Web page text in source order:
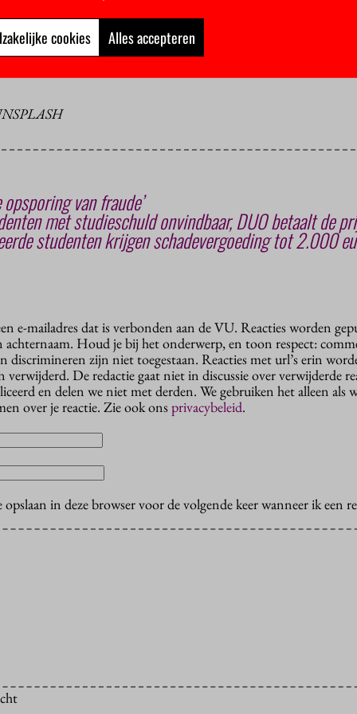
wel in staat zijn”.
beter waarschuwt voor de risico’s van beleggen en zal ze
van fraude’
met studieschuld onvindbaar, DUO betaalt de
studenten krijgen schadevergoeding tot 2.000
e-mailadres dat is verbonden aan de VU. Reacties worden
Houd je bij het onderwerp, en toon respect:
discrimineren zijn niet toegestaan. Reacties met url’s erin
verwijderd. De redactie gaat niet in discussie over verwijderde
en delen we niet met derden. We gebruiken het alleen als
over je reactie. Zie ook onsprivacybeleid.
in deze browser voor de volgende keer wanneer ik een
cookies Alles accepteren